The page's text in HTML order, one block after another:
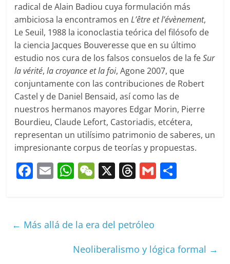
radical de Alain Badiou cuya formulación más
ambiciosa la encontramos enL’êtreet l’évènement,
Le Seuil, 1988 la iconoclastia teórica del filósofo de
la ciencia Jacques Bouveresse que en su último
estudio nos cura de los falsos consuelos de la feSur
la vérité,la croyance et la foi, Agone 2007, que
conjuntamente con las contribuciones de Robert
Castel y de Daniel Bensaid, así como las de
nuestros hermanos mayores Edgar Morin, Pierre
Bourdieu, Claude Lefort, Castoriadis, etcétera,
representan un utilísimo patrimonio de saberes, un
impresionante corpus de teorías y propuestas.
F
e
E
l
W
s
p
W
h
X T
a
s
G
tir
← Más allá de la era del petróleo
Neoliberalismo y lógica formal →